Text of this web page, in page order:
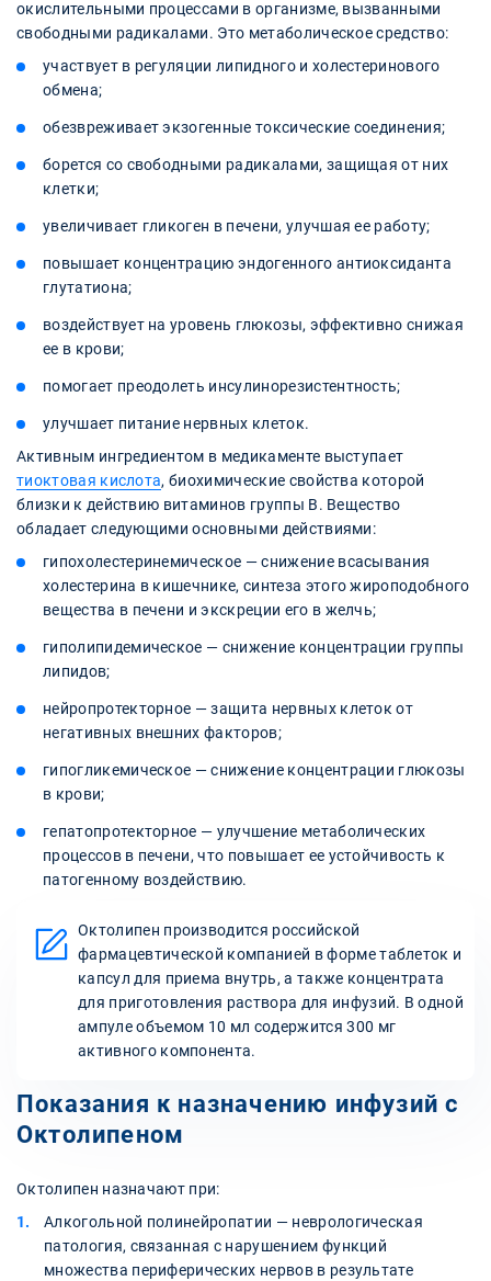
окислительными процессами в организме, вызванными
свободными радикалами. Это метаболическое средство:
участвует в регуляции липидного и холестеринового
обмена;
обезвреживает экзогенные токсические соединения;
борется со свободными радикалами, защищая от них
клетки;
увеличивает гликоген в печени, улучшая ее работу;
повышает концентрацию эндогенного антиоксиданта
глутатиона;
воздействует на уровень глюкозы, эффективно снижая
ее в крови;
помогает преодолеть инсулинорезистентность;
улучшает питание нервных клеток.
Активным ингредиентом в медикаменте выступает
тиоктовая кислота, биохимические свойства которой
близки к действию витаминов группы В. Вещество
обладает следующими основными действиями:
гипохолестеринемическое — снижение всасывания
холестерина в кишечнике, синтеза этого жироподобного
вещества в печени и экскреции его в желчь;
гиполипидемическое — снижение концентрации группы
липидов;
нейропротекторное — защита нервных клеток от
негативных внешних факторов;
гипогликемическое — снижение концентрации глюкозы
в крови;
гепатопротекторное — улучшение метаболических
процессов в печени, что повышает ее устойчивость к
патогенному воздействию.
Октолипен производится российской
фармацевтической компанией в форме таблеток и
капсул для приема внутрь, а также концентрата
для приготовления раствора для инфузий. В одной
ампуле объемом 10 мл содержится 300 мг
активного компонента.
Показания к назначению инфузий с
Октолипеном
Октолипен назначают при:
Алкогольной полинейропатии — неврологическая
патология, связанная с нарушением функций
множества периферических нервов в результате